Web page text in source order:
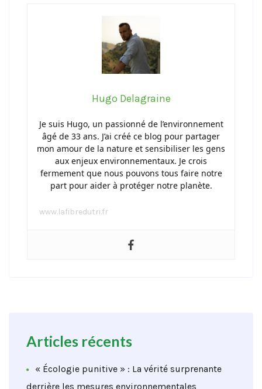
Hugo Delagraine
Je suis Hugo, un passionné de l’environnement
âgé de 33 ans. J’ai créé ce blog pour partager
mon amour de la nature et sensibiliser les gens
aux enjeux environnementaux. Je crois
fermement que nous pouvons tous faire notre
part pour aider à protéger notre planète.
www.lafibredutri.fr
Articles récents
« Écologie punitive » : La vérité surprenante
derrière les mesures environnementales